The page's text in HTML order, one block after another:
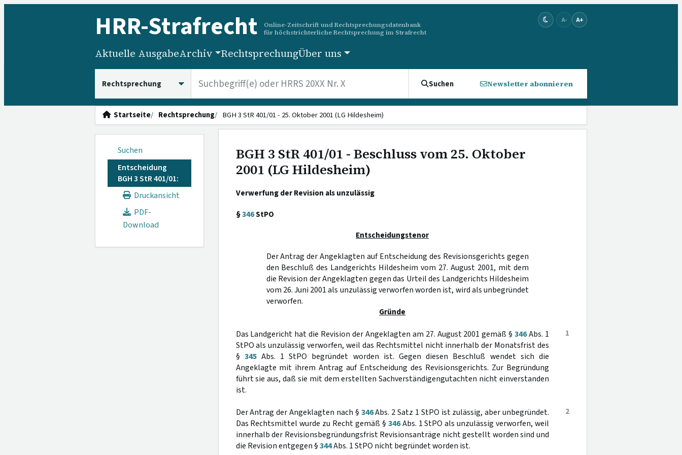
HRR-Strafrecht
Online-Zeitschrift und Rechtsprechungsdatenbank
für höchstrichterliche Rechtsprechung im Strafrecht
A- A+
Aktuelle AusgabeArchiv RechtsprechungÜber uns
Suchen Newsletter abonnieren
Startseite Rechtsprechung BGH 3 StR 401/01 - 25. Oktober 2001 (LG Hildesheim)
Suchen
Entscheidung
BGH 3 StR 401/01:
Druckansicht
PDF-
Download
BGH 3 StR 401/01 - Beschluss vom 25. Oktober
2001 (LG Hildesheim)
Verwerfung der Revision als unzulässig
§346StPO
Entscheidungstenor
Der Antrag der Angeklagten auf Entscheidung des Revisionsgerichts gegen
den Beschluß des Landgerichts Hildesheim vom 27. August 2001, mit dem
die Revision der Angeklagten gegen das Urteil des Landgerichts Hildesheim
vom 26. Juni 2001 als unzulässig verworfen worden ist, wird als unbegründet
verworfen.
Gründe
1
Das Landgericht hat die Revision der Angeklagten am 27. August 2001 gemäß §346Abs. 1
StPO als unzulässig verworfen, weil das Rechtsmittel nicht innerhalb der Monatsfrist des
§ 345Abs. 1 StPO begründet worden ist. Gegen diesen Beschluß wendet sich die
Angeklagte mit ihrem Antrag auf Entscheidung des Revisionsgerichts. Zur Begründung
führt sie aus, daß sie mit dem erstellten Sachverständigengutachten nicht einverstanden
ist.
2
Der Antrag der Angeklagten nach § 346Abs. 2 Satz 1 StPO ist zulässig, aber unbegründet.
Das Rechtsmittel wurde zu Recht gemäß § 346Abs. 1 StPO als unzulässig verworfen, weil
innerhalb der Revisionsbegründungsfrist Revisionsanträge nicht gestellt worden sind und
die Revision entgegen §344Abs. 1 StPO nicht begründet worden ist.